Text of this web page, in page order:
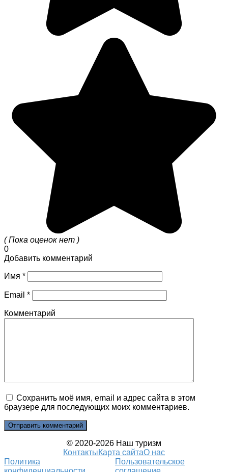
( Пока оценок нет )
0
Добавить комментарий
Имя *
Email *
Комментарий
Сохранить моё имя, email и адрес сайта в этом
браузере для последующих моих комментариев.
© 2020-2026 Наш туризм
КонтактыКарта сайтаО нас
Политика
Пользовательское